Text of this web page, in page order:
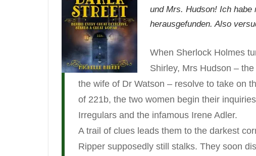
und Mrs. Hudson! Ich habe
herausgefunden. Also
When Sherlock Holmes
Shirley, Mrs Hudson –
the wife of Dr Watson – resolve to take on
of 221b, the two women begin their
Irregulars and the infamous Irene Adler.
A trail of clues leads them to the darkest
Ripper supposedly still stalks. They soon